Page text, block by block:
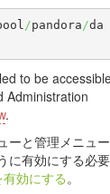
/pandora/da
to be
Administration
.
ーと管理メニュー
に有効にする必要
効にする 。